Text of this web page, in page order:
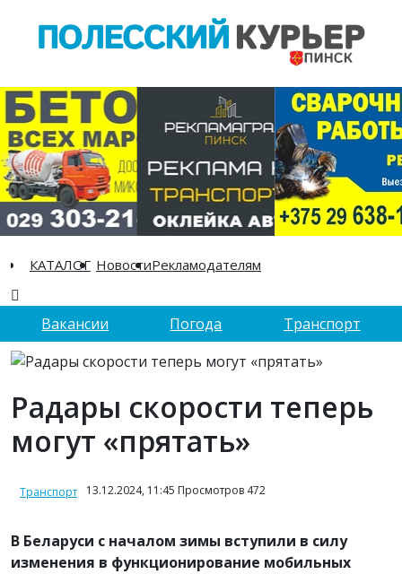
КАТАЛОГ НовостиРекламодателям
Вакансии Погода Транспорт
Радары скорости теперь
могут «прятать»
Транспорт 13.12.2024, 11:45 Просмотров 472
В Беларуси с началом зимы вступили в силу
изменения в функционирование мобильных